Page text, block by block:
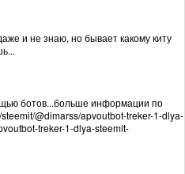
и не знаю, но бывает какому киту
ботов...больше информации по
@dimarss/apvoutbot-treker-1-dlya-
treker-1-dlya-steemit-